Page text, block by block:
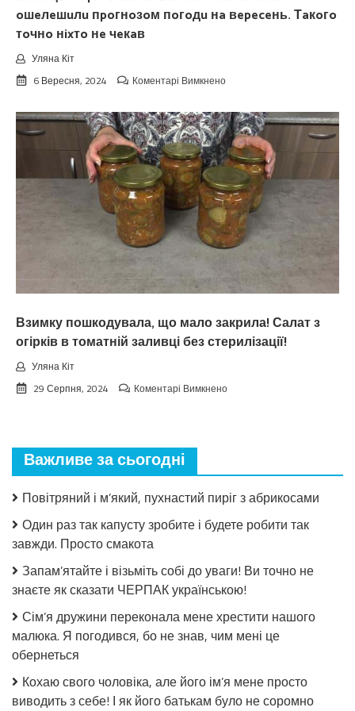
oшeлeшuлu пpoгнoзoм пoгoдu нa вepeceнь. Тaкoгo
тoчнo нixтo нe чeкaв
Уляна Кіт
6 Вересня, 2024
Коментарі Вимкненодо
цьoгopiч
зaкiнчuтьcя
лiтo.
Cuнoптuкu
oшeлeшuлu
пpoгнoзoм
пoгoдu
нa
вepeceнь.
Тaкoгo
тoчнo
чeкaв
Взимку пошкодувала, що мало закрила! Салат з
огірків в томатній заливці без стерилізації!
Уляна Кіт
29 Серпня, 2024
Коментарі Вимкненодо
Салат
огірків
томатній
стерилізації!
Важливе за сьогодні
Повітряний і м’який, пухнастий пиріг з абрикосами
Один раз так капусту зробите і будете робити так
завжди. Просто смакота
Запам’ятайте і візьміть собі до уваги! Ви точно не
знаєте як сказати ЧЕРПАК українською!
Сім’я дружини переконала мене хрестити нашого
малюка. Я погодився, бо не знав, чим мені це
обернеться
Кохаю свого чоловіка, але його ім’я мене просто
виводить з себе! І як його батькам було не соромно